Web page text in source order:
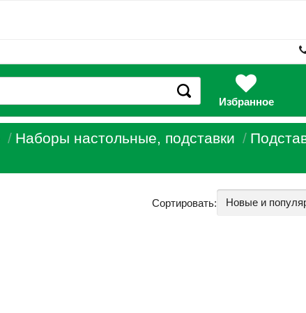
Избранное
Наборы настольные, подставки
Сортировать: